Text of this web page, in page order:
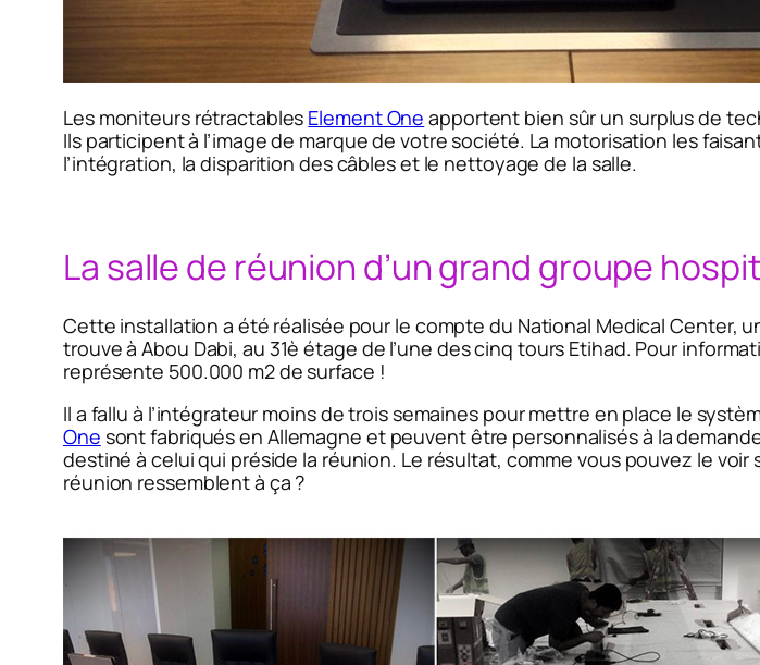
Les moniteurs rétractables Element One apportent bien sûr un surplus de
Ils participent à l’image de marque de votre société. La motorisation les
l’intégration, la disparition des câbles et le nettoyage de la salle.
La salle de réunion d’un grand groupe
Cette installation a été réalisée pour le compte du National Medical Center,
trouve à Abou Dabi, au 31è étage de l’une des cinq tours Etihad. Pour
représente 500.000 m2 de surface !
Il a fallu à l’intégrateur moins de trois semaines pour mettre en place le
One sont fabriqués en Allemagne et peuvent être personnalisés à la
destiné à celui qui préside la réunion. Le résultat, comme vous pouvez le
réunion ressemblent à ça ?